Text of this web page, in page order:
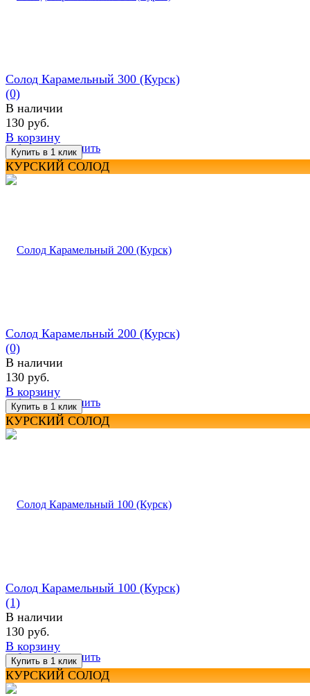
избранное сравнить
Солод Карамельный 300 (Курск)
(0)
В наличии
130 руб.
В корзину
КУРСКИЙ СОЛОД
избранное сравнить
Солод Карамельный 200 (Курск)
(0)
В наличии
130 руб.
В корзину
КУРСКИЙ СОЛОД
избранное сравнить
Солод Карамельный 100 (Курск)
(1)
В наличии
130 руб.
В корзину
КУРСКИЙ СОЛОД